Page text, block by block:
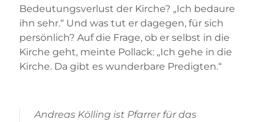
Bedeutungsverlust der Kirche? „Ich bedaure
ihn sehr.“ Und was tut er dagegen, für sich
persönlich? Auf die Frage, ob er selbst in die
Kirche geht, meinte Pollack: „Ich gehe in die
Kirche. Da gibt es wunderbare Predigten.“
Andreas Kölling ist Pfarrer für das